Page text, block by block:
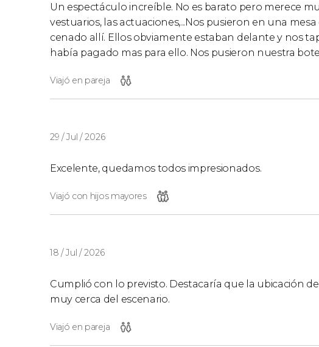
Un espectáculo increíble. No es barato pero merece
vestuarios, las actuaciones,...Nos pusieron en una
cenado allí. Ellos obviamente estaban delante y nos
había pagado mas para ello. Nos pusieron nuestra
Viajó en pareja
29 / Jul / 2026
Excelente, quedamos todos impresionados.
Viajó con hijos mayores
18 / Jul / 2026
Cumplió con lo previsto. Destacaría que la ubicación
muy cerca del escenario.
Viajó en pareja